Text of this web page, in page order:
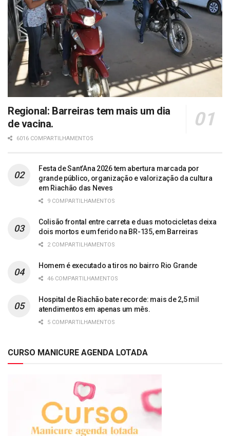
Regional: Barreiras tem mais um dia
de vacina.
6016 COMPARTILHAMENTOS
Festa de Sant’Ana 2026 tem abertura marcada por
grande público, organização e valorização da cultura
em Riachão das Neves
9 COMPARTILHAMENTOS
Colisão frontal entre carreta e duas motocicletas deixa
dois mortos e um ferido na BR-135, em Barreiras
2 COMPARTILHAMENTOS
Homem é executado a tiros no bairro Rio Grande
46 COMPARTILHAMENTOS
Hospital de Riachão bate recorde: mais de 2,5 mil
atendimentos em apenas um mês.
5 COMPARTILHAMENTOS
CURSO MANICURE AGENDA LOTADA